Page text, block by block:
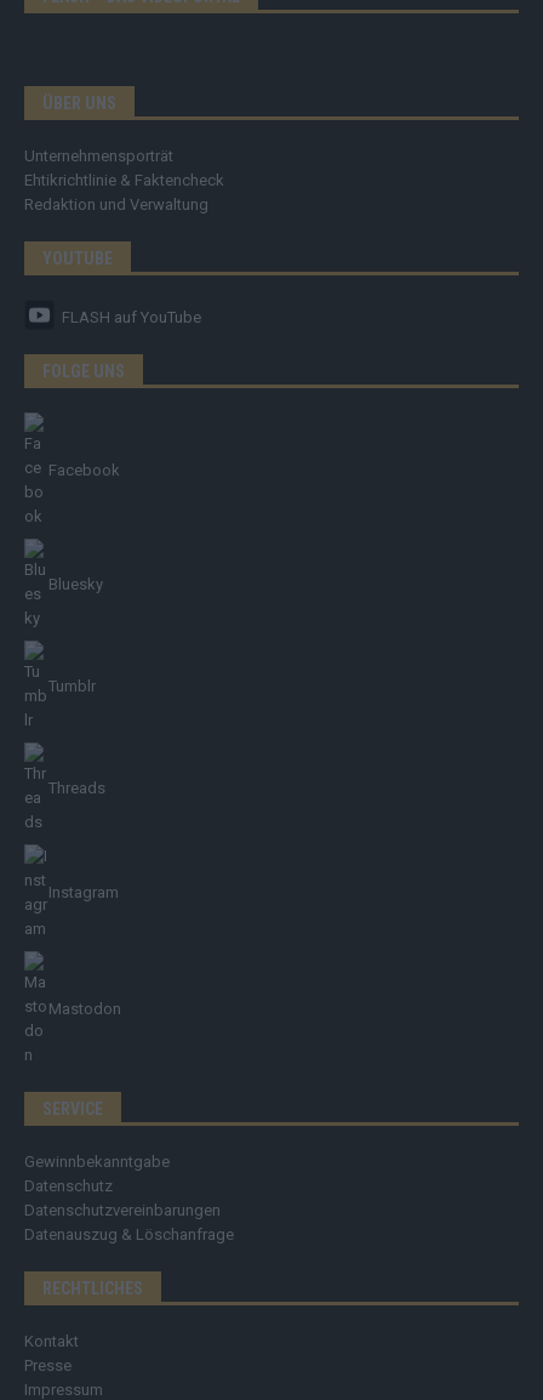
ÜBER UNS
Unternehmensporträt
Ehtikrichtlinie & Faktencheck
Redaktion und Verwaltung
YOUTUBE
FLASH auf YouTube
FOLGE UNS
Facebook
Bluesky
Tumblr
Threads
Instagram
Mastodon
SERVICE
Gewinnbekanntgabe
Datenschutz
Datenschutzvereinbarungen
Datenauszug & Löschanfrage
RECHTLICHES
Kontakt
Presse
Impressum